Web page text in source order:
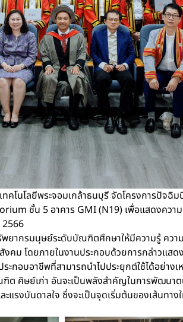
นโลยีพระจอมเกล้าธนบุรี จัดโครงการปัจฉิม
ชั้น 5 อาคาร GMI (N19) เพื่อแสดงควา
ากรมนุษย์ระดับบัณฑิตศึกษาให้มีความรู้ ควา
งคม โดยภายในงานประกอบด้วยการกล่าวแ
อบอาชีพที่สามารถนำไปประยุกต์ใช้ได้อย่างเ
ต ศิษย์เก่า อันจะเป็นพลังสำคัญในการพัฒนา
แรงบันดาลใจ ซึ่งจะเป็นจุดเริ่มต้นของเส้นท